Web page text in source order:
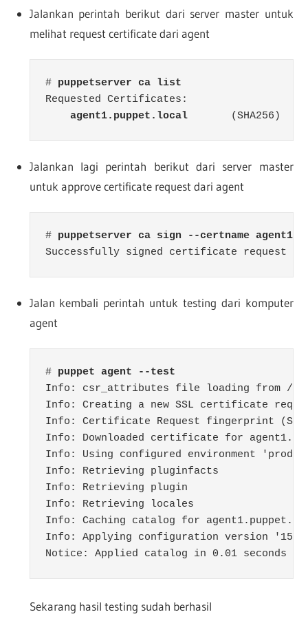
Jalankan perintah berikut dari server master untuk
melihat request certificate dari agent
# puppetserver ca list
Requested Certificates:
agent1.puppet.local
(SHA256)
Jalankan lagi perintah berikut dari server master
untuk approve certificate request dari agent
#
Jalan kembali perintah untuk testing dari komputer
agent
# puppet agent --test
Info: csr_attributes file loading from /
Info: Creating a new SSL certificate
Info: Certificate Request fingerprint
Info: Downloaded certificate for
Info: Using configured environment
Info: Retrieving pluginfacts
Info: Retrieving plugin
Info: Retrieving locales
Info: Caching catalog for
Info: Applying configuration version
Notice: Applied catalog in 0.01 seconds
Sekarang hasil testing sudah berhasil